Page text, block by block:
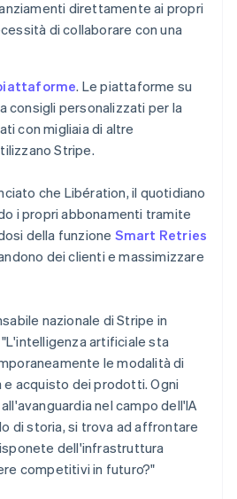
direttamente ai propri
di collaborare con una
. Le piattaforme su
consigli personalizzati per la
con migliaia di altre
Stripe.
che Libération, il quotidiano
i propri abbonamenti tramite
della funzione Smart Retries
dei clienti e massimizzare
nazionale di Stripe in
"L'intelligenza artificiale sta
le modalità di
acquisto dei prodotti. Ogni
nel campo dell'IA
di storia, si trova ad affrontare
dell'infrastruttura
competitivi in futuro?"